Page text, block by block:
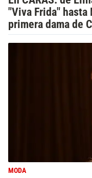
"Viva Frida" hasta
primera dama de
MODA